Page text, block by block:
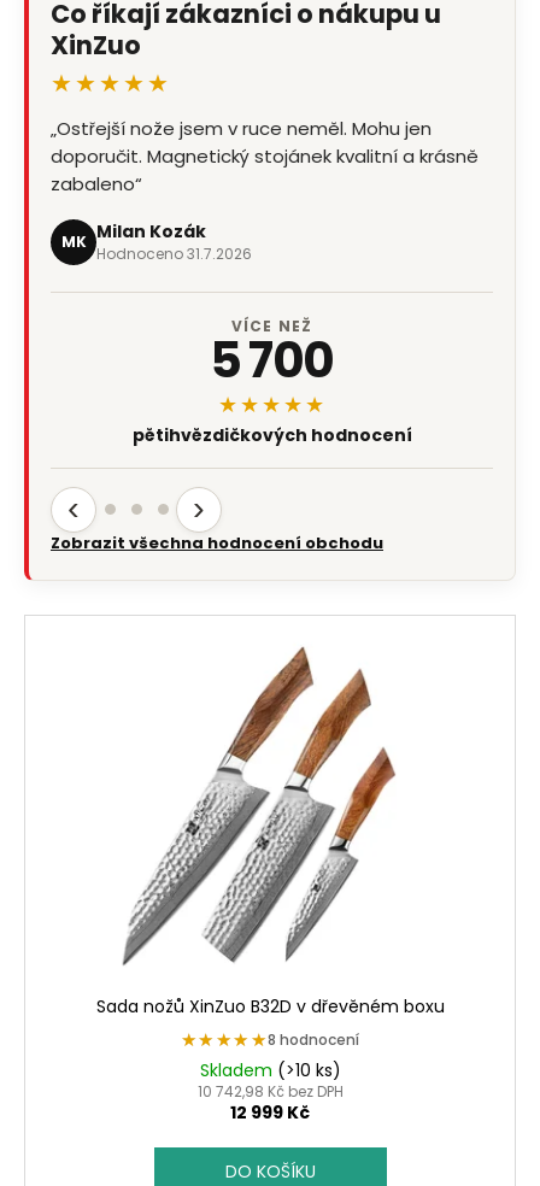
Co říkají zákazníci o nákupu u
XinZuo
★★★★★
„Ostřejší nože jsem v ruce neměl. Mohu jen
doporučit. Magnetický stojánek kvalitní a krásně
zabaleno“
MK Milan Kozák
Hodnoceno 31.7.2026
VÍCE NEŽ
5 700
★★★★★
pětihvězdičkových hodnocení
‹ ›
Zobrazit všechna hodnocení obchodu
Sada nožů XinZuo B32D v dřevěném boxu
★★★★★
★★★★★8 hodnocení
Skladem (>10 ks)
10 742,98 Kč bez DPH
12 999 Kč
DO KOŠÍKU